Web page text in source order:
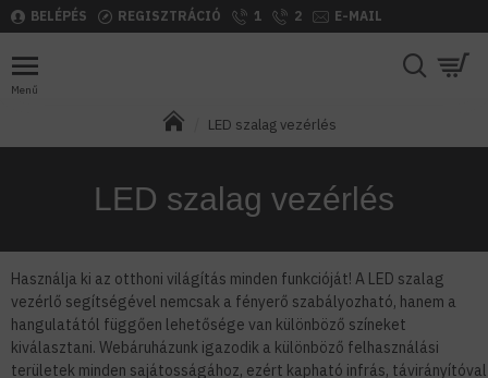
BELÉPÉS REGISZTRÁCIÓ 1 2 E-MAIL
LED szalag vezérlés
LED szalag vezérlés
Használja ki az otthoni világítás minden funkcióját! A LED szalag
vezérlő segítségével nemcsak a fényerő szabályozható, hanem a
hangulatától függően lehetősége van különböző színeket
kiválasztani. Webáruházunk igazodik a különböző felhasználási
területek minden sajátosságához, ezért kapható infrás, távirányítóval